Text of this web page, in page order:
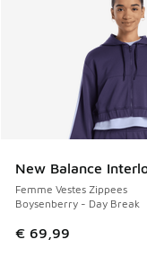
New Balance
Femme Vestes Zippees
Boysenberry - Day Break
€ 69,99